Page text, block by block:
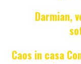
Darmian,
Caos in casa